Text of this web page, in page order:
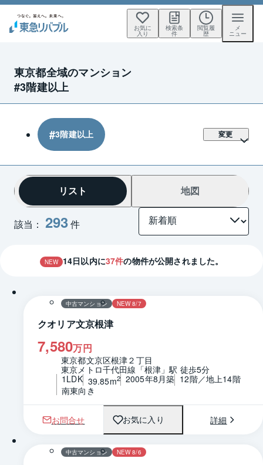
お気に
入り
検索条
件
閲覧履
歴
メ
ニュー
東京都全域のマンション
#3階建以上
3階建以上 変更
該当： 293件
リスト 地図
NEW 14日以内に37件の物件が公開されました。
中古マンション NEW 8/7
クオリア文京根津
7,580万円
東京都文京区根津２丁目
東京メトロ千代田線「根津」駅 徒歩5分
1LDK 39.85m2 2005年8月築 12階／地上14階
南東向き
お問合せ お気に入り 詳細
1 / 0 間取り
中古マンション NEW 8/6